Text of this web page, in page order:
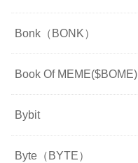
Bonk（BONK）
Book Of MEME($BOME)
Bybit
Byte（BYTE）